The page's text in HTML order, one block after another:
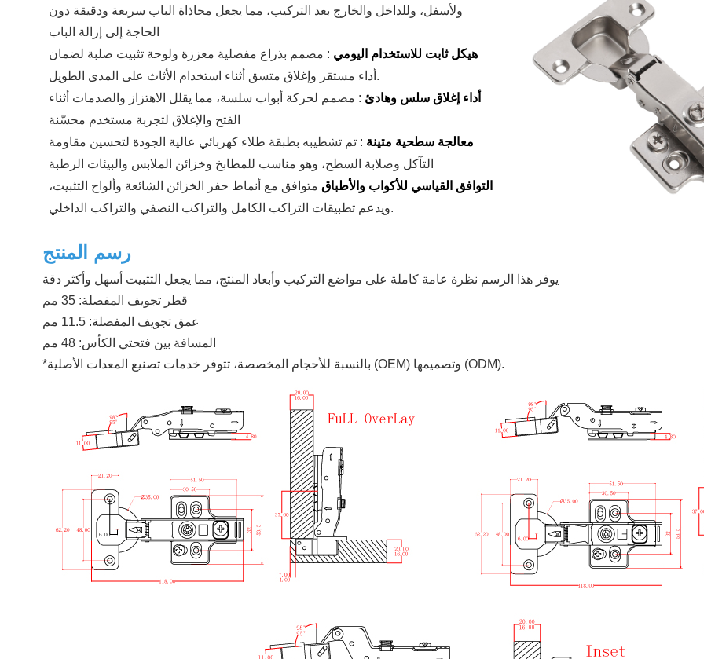
ولأسفل، وللداخل والخارج بعد التركيب، مما يجعل محاذاة الباب سريعة ودقيقة دون
الحاجة إلى إزالة الباب
هيكل ثابت للاستخدام اليومي : مصمم بذراع مفصلية معززة ولوحة تثبيت صلبة لضمان
أداء مستقر وإغلاق متسق أثناء استخدام الأثاث على المدى الطويل.
أداء إغلاق سلس وهادئ : مصمم لحركة أبواب سلسة، مما يقلل الاهتزاز والصدمات أثناء
الفتح والإغلاق لتجربة مستخدم محسّنة
معالجة سطحية متينة : تم تشطيبه بطبقة طلاء كهربائي عالية الجودة لتحسين مقاومة
التآكل وصلابة السطح، وهو مناسب للمطابخ وخزائن الملابس والبيئات الرطبة
التوافق القياسي للأكواب والأطباق متوافق مع أنماط حفر الخزائن الشائعة وألواح التثبيت،
ويدعم تطبيقات التراكب الكامل والتراكب النصفي والتراكب الداخلي.
رسم المنتج
يوفر هذا الرسم نظرة عامة كاملة على مواضع التركيب وأبعاد المنتج، مما يجعل التثبيت أسهل وأكثر دقة
قطر تجويف المفصلة: 35 مم
عمق تجويف المفصلة: 11.5 مم
المسافة بين فتحتي الكأس: 48 مم
*بالنسبة للأحجام المخصصة، تتوفر خدمات تصنيع المعدات الأصلية (OEM) وتصميمها (ODM).